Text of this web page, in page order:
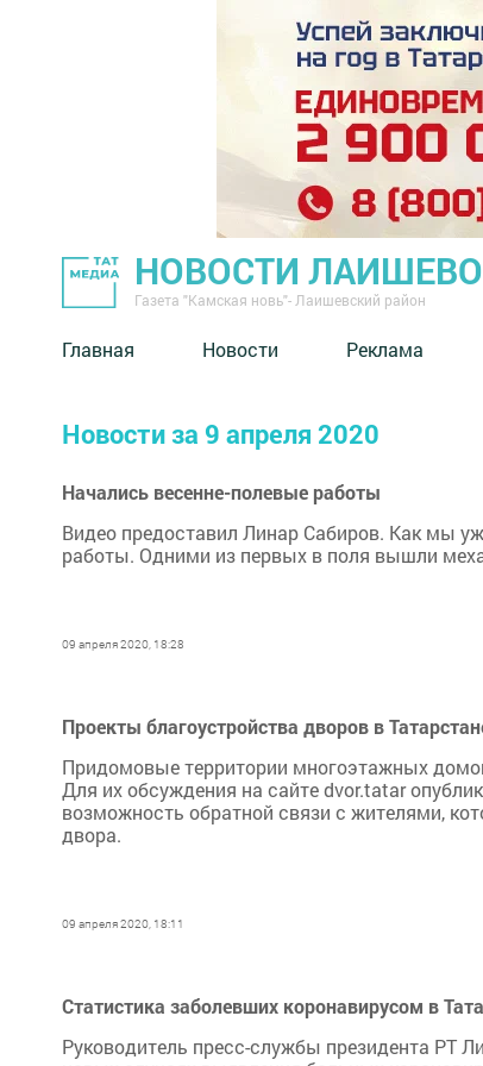
НОВОСТИ ЛАИШЕВО
Газета "Камская новь"- Лаишевский район
Главная Новости Реклама
Новости за 9 апреля 2020
Начались весенне-полевые работы
Видео предоставил Линар Сабиров. Как мы
работы. Одними из первых в поля вышли
09 апреля 2020, 18:28
Проекты благоустройства дворов в
Придомовые территории многоэтажных
Для их обсуждения на сайте dvor.tatar
возможность обратной связи с жителями,
двора.
09 апреля 2020, 18:11
Статистика заболевших коронавирусом в
Руководитель пресс-службы президента РТ